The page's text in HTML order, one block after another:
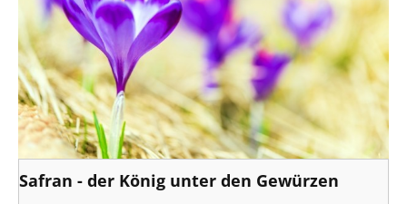
Safran - der König unter den Gewürzen